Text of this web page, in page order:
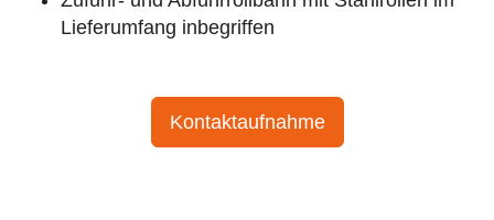
Lieferumfang inbegriffen
Kontaktaufnahme